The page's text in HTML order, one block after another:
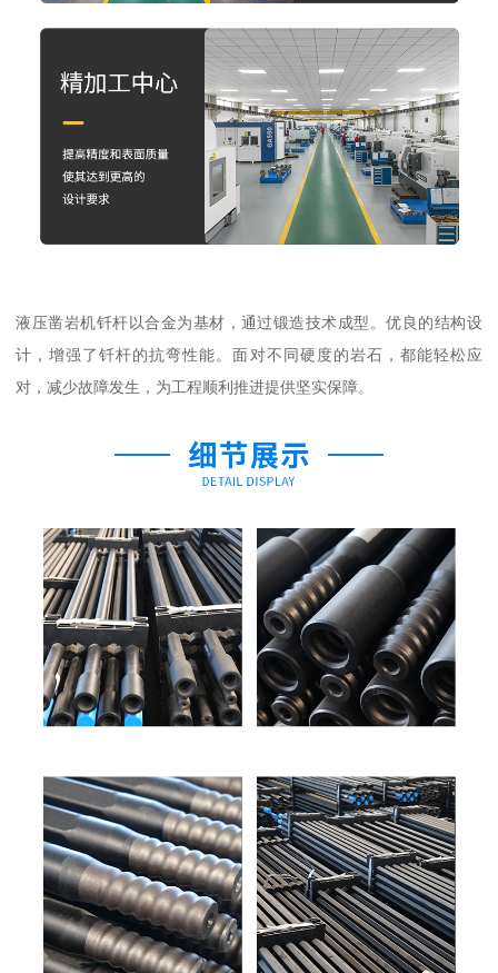
液压凿岩机钎杆以合金为基材，通过锻造技术成型。优良的结构设
计，增强了钎杆的抗弯性能。面对不同硬度的岩石，都能轻松应
对，减少故障发生，为工程顺利推进提供坚实保障。​